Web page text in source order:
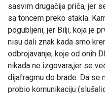
sasvim drugačija priča, jer
sa toncem preko stakla.
pogubljeni, jer Bilji, koja je
nisu dali znak kada smo
odbrojavanje, koje od onih
nikada ne izgovara,jer se
dijafragmu do brade. Da se
probio komunikaciju